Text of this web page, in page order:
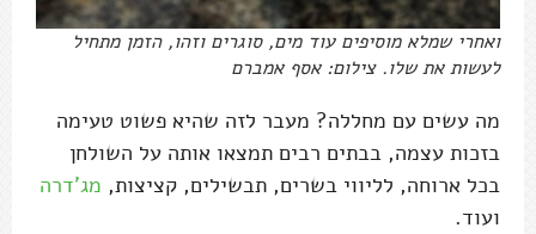
ואחרי שמלא מוסיפים עוד מים, סוגרים וזהו, הזמן מתחיל
לעשות את שלו. צילום: אסף אמברם
מה עשים עם מחללה? מעבר לזה שהיא פשוט טעימה
בזכות עצמה, בבתים רבים תמצאו אותה על השולחן
בכל ארוחה, לליווי בשרים, תבשילים, קציצות, מג'דרה
ועוד.